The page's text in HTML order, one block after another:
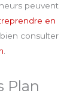
peuvent
en
consulter
.
Plan